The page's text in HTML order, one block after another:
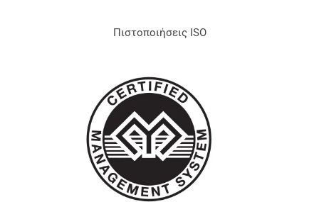
Πιστοποιήσεις ISO